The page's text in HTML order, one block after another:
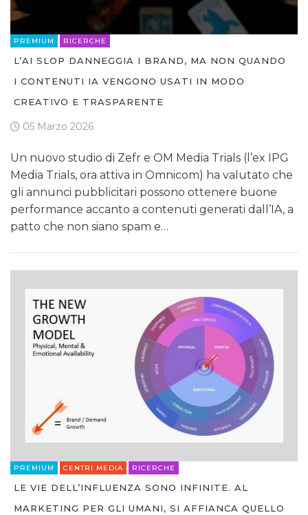
PREMIUM RICERCHE
L’AI SLOP DANNEGGIA I BRAND, MA NON QUANDO
I CONTENUTI IA VENGONO USATI IN MODO
CREATIVO E TRASPARENTE
05 Marzo 2026
Un nuovo studio di Zefr e OM Media Trials (l’ex IPG
Media Trials, ora attiva in Omnicom) ha valutato che
gli annunci pubblicitari possono ottenere buone
performance accanto a contenuti generati dall’IA, a
patto che non siano spam e…
PREMIUM CENTRI MEDIA RICERCHE
LE VIE DELL’INFLUENZA SONO INFINITE. AL
MARKETING PER GLI UMANI, SI AFFIANCA QUELLO